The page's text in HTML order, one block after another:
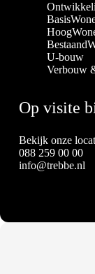
U-bouw
Verbouw
Op visite
Bekijk onze
088 259 00 00
info@trebbe.nl